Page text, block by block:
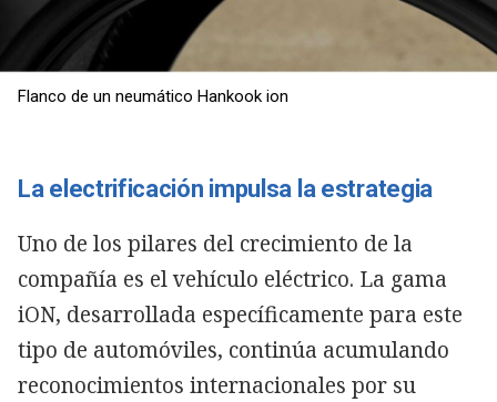
Flanco de un neumático Hankook ion
La electrificación impulsa la estrategia
Uno de los pilares del crecimiento de la
compañía es el vehículo eléctrico. La gama
iON, desarrollada específicamente para este
tipo de automóviles, continúa acumulando
reconocimientos internacionales por su